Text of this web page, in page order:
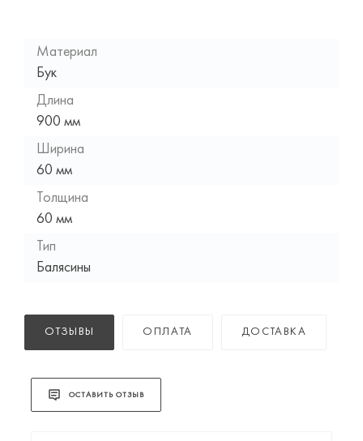
Материал
Бук
Длина
900 мм
Ширина
60 мм
Толщина
60 мм
Тип
Балясины
ОТЗЫВЫ ОПЛАТА ДОСТАВКА
ОСТАВИТЬ ОТЗЫВ